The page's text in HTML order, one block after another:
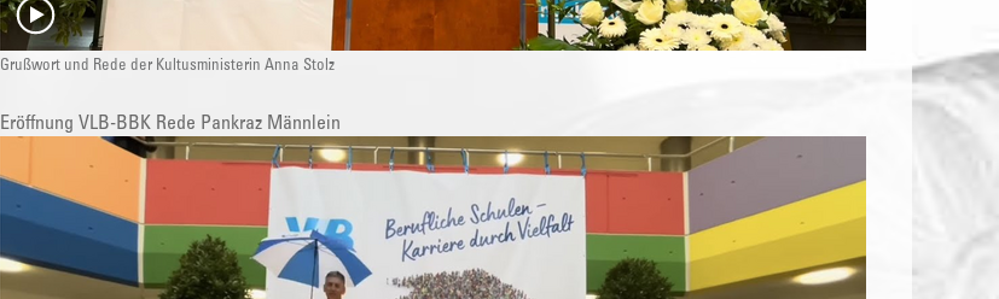
Grußwort und Rede der Kultusministerin Anna Stolz
Eröffnung VLB-BBK Rede Pankraz Männlein